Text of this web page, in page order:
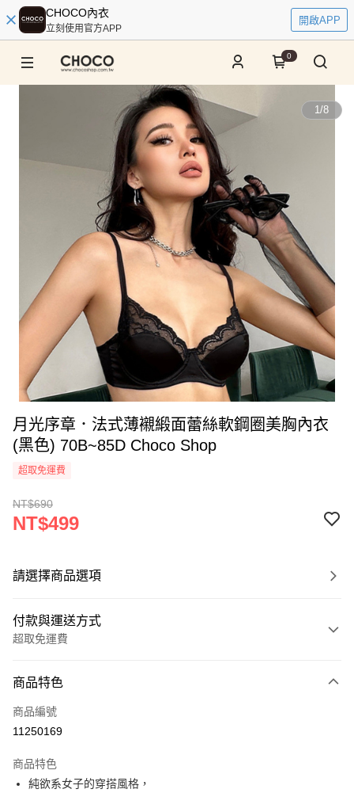
CHOCO內衣
立刻使用官方APP
開啟APP
0
1/8
月光序章．法式薄襯緞面蕾絲軟鋼圈美胸內衣
(黑色) 70B~85D Choco Shop
超取免運費
NT$690
NT$499
請選擇商品選項
付款與運送方式
超取免運費
信用卡一次付款
超商取貨付款
Apple Pay
商品特色
商品編號
11250169
商品特色
純欲系女子的穿搭風格，